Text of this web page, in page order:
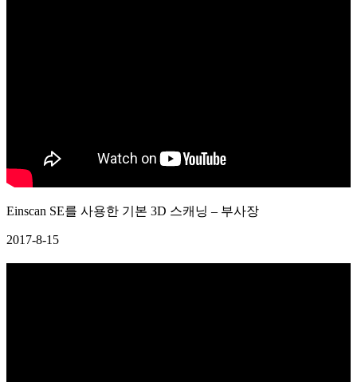
Einscan SE를 사용한 기본 3D 스캐닝 – 부사장
2017-8-15